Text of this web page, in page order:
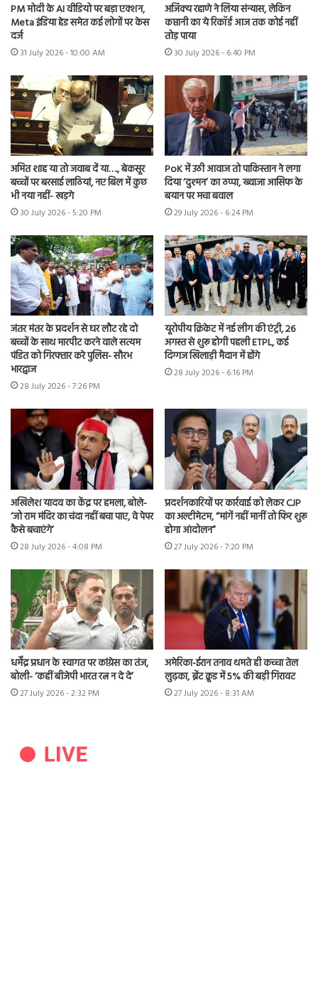
PM मोदी के AI वीडियो पर बड़ा एक्शन,
Meta इंडिया हेड समेत कई लोगों पर केस
दर्ज
31 July 2026 - 10:00 AM
अजिंक्य रहाणे ने लिया संन्यास, लेकिन
कप्तानी का ये रिकॉर्ड आज तक कोई नहीं
तोड़ पाया
30 July 2026 - 6:40 PM
अमित शाह या तो जवाब दें या…., बेकसूर
बच्चों पर बरसाई लाठियां, नए बिल में कुछ
भी नया नहीं- खड़गे
30 July 2026 - 5:20 PM
PoK में उठी आवाज तो पाकिस्तान ने लगा
दिया ‘दुश्मन’ का ठप्पा, ख्वाजा आसिफ के
बयान पर मचा बवाल
29 July 2026 - 6:24 PM
जंतर मंतर के प्रदर्शन से घर लौट रहे दो
बच्चों के साथ मारपीट करने वाले सत्यम
पंडित को गिरफ्तार करे पुलिस- सौरभ
भारद्वाज
28 July 2026 - 7:26 PM
यूरोपीय क्रिकेट में नई लीग की एंट्री, 26
अगस्त से शुरू होगी पहली ETPL, कई
दिग्गज खिलाड़ी मैदान में होंगे
28 July 2026 - 6:16 PM
अखिलेश यादव का केंद्र पर हमला, बोले-
‘जो राम मंदिर का चंदा नहीं बचा पाए, वे पेपर
कैसे बचाएंगे’
28 July 2026 - 4:08 PM
प्रदर्शनकारियों पर कार्रवाई को लेकर CJP
का अल्टीमेटम, “मांगें नहीं मानीं तो फिर शुरू
होगा आंदोलन”
27 July 2026 - 7:20 PM
धर्मेंद्र प्रधान के स्वागत पर कांग्रेस का तंज,
बोली- ‘कहीं बीजेपी भारत रत्न न दे दे’
27 July 2026 - 2:32 PM
अमेरिका-ईरान तनाव थमते ही कच्चा तेल
लुढ़का, ब्रेंट क्रूड में 5% की बड़ी गिरावट
27 July 2026 - 8:31 AM